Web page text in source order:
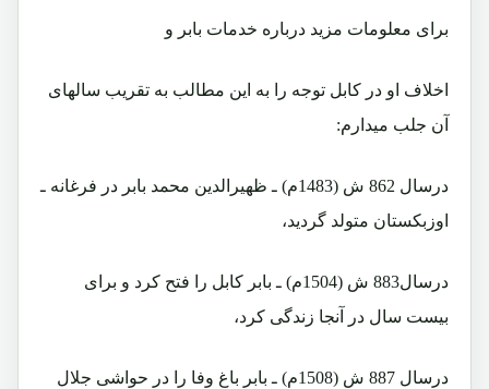
برای معلومات مزید درباره خدمات بابر و
اخلاف او در کابل توجه را به این مطالب به تقریب سالهای
آن جلب میدارم:
درسال 862 ش (1483م) ـ ظهیرالدین محمد بابر در فرغانه ـ
اوزبکستان متولد گردید،
درسال883 ش (1504م) ـ بابر کابل را فتح کرد و برای
بیست سال در آنجا زندگی کرد،
درسال 887 ش (1508م) ـ بابر باغ وفا را در حواشی جلال